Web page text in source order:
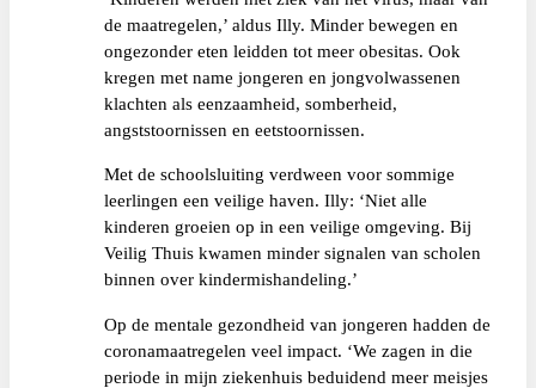
de maatregelen,’ aldus Illy. Minder bewegen en
ongezonder eten leidden tot meer obesitas. Ook
kregen met name jongeren en jongvolwassenen
klachten als eenzaamheid, somberheid,
angststoornissen en eetstoornissen.
Met de schoolsluiting verdween voor sommige
leerlingen een veilige haven. Illy: ‘Niet alle
kinderen groeien op in een veilige omgeving. Bij
Veilig Thuis kwamen minder signalen van scholen
binnen over kindermishandeling.’
Op de mentale gezondheid van jongeren hadden de
coronamaatregelen veel impact. ‘We zagen in die
periode in mijn ziekenhuis beduidend meer meisjes